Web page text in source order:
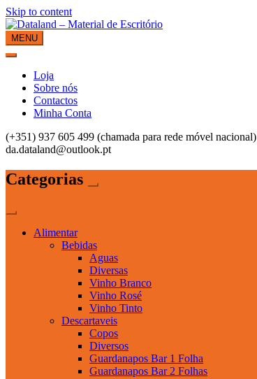
Skip to content
Dataland – Material de Escritório
Material de Escritório
MENU
Loja
Sobre nós
Contactos
Minha Conta
(+351) 937 605 499 (chamada para rede móvel nacional)
da.dataland@outlook.pt
Categorias
Alimentar
Bebidas
Aguas
Diversas
Vinho Branco
Vinho Rosé
Vinho Tinto
Descartaveis
Copos
Diversos
Guardanapos Bar 1 Folha
Guardanapos Bar 2 Folhas